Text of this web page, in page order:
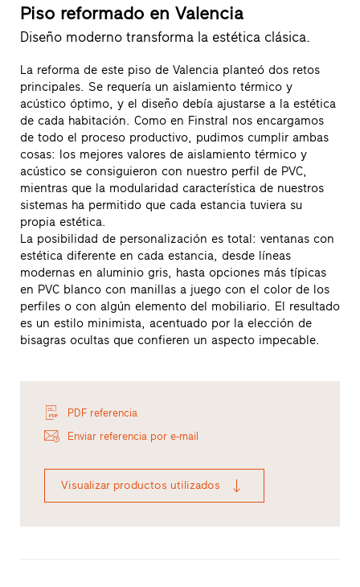
Piso reformado en Valencia
Diseño moderno transforma la estética clásica.
La reforma de este piso de Valencia planteó dos retos
principales. Se requería un aislamiento térmico y
acústico óptimo, y el diseño debía ajustarse a la estética
de cada habitación. Como en Finstral nos encargamos
de todo el proceso productivo, pudimos cumplir ambas
cosas: los mejores valores de aislamiento térmico y
acústico se consiguieron con nuestro perfil de PVC,
mientras que la modularidad característica de nuestros
sistemas ha permitido que cada estancia tuviera su
propia estética.
La posibilidad de personalización es total: ventanas con
estética diferente en cada estancia, desde líneas
modernas en aluminio gris, hasta opciones más típicas
en PVC blanco con manillas a juego con el color de los
perfiles o con algún elemento del mobiliario. El resultado
es un estilo minimista, acentuado por la elección de
bisagras ocultas que confieren un aspecto impecable.
PDF referencia
Enviar referencia por e-mail
Visualizar productos utilizados